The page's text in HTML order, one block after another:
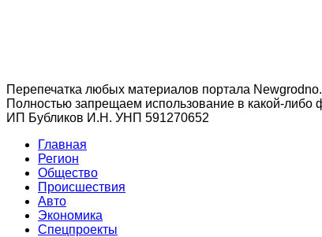
Перепечатка любых материалов портала
Полностью запрещаем использование в какой-
ИП Бубликов И.Н. УНП 591270652
Главная
Регион
Общество
Происшествия
Авто
Экономика
Спецпроекты